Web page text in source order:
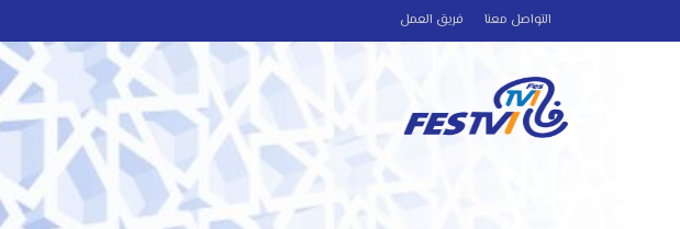
التواصل معنا فريق العمل